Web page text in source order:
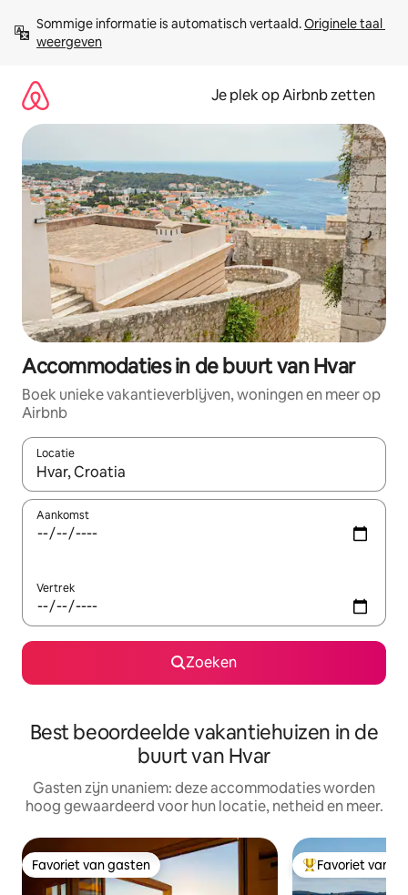
direct
naar
Sommige informatie is automatisch vertaald. Originele taal
weergeven
Je plek op Airbnb zetten
Accommodaties in de buurt van Hvar
Boek unieke vakantieverblijven, woningen en meer op
Airbnb
Locatie
Wanneer er resultaten beschikbaar zijn, maak je een keuze
Aankomst
Vertrek
Zoeken
Best beoordeelde vakantiehuizen in de
buurt van Hvar
Gasten zijn unaniem: deze accommodaties worden
hoog gewaardeerd voor hun locatie, netheid en meer.
Favoriet van gasten
Favoriet van gasten Topfavoriet van
Favoriet van